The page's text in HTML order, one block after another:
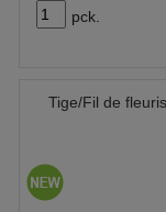
pck.
Tige/Fil de